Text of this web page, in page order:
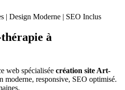
| Design Moderne | SEO Inclus
à
web spécialisée création site Art-
moderne, responsive, SEO optimisé.